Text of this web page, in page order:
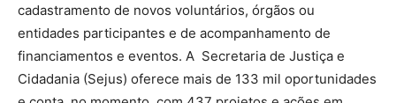
cadastramento de novos voluntários, órgãos ou
entidades participantes e de acompanhamento de
financiamentos e eventos. A Secretaria de Justiça e
Cidadania (Sejus) oferece mais de 133 mil oportunidades